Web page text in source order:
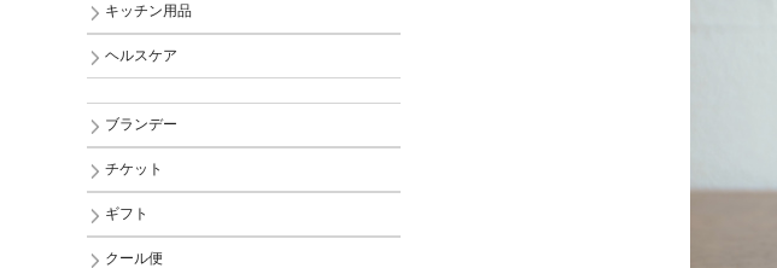
キッチン用品
ヘルスケア
ブランデー
チケット
ギフト
クール便